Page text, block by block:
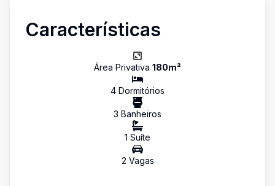
Características
Área Privativa 180m²
4 Dormitórios
3 Banheiros
1 Suíte
2 Vagas